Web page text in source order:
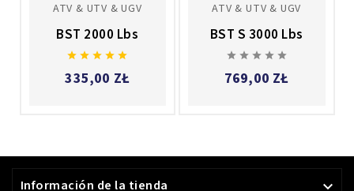
ATV & UTV & UGV
BST 2000 Lbs
    
335,00 ZŁ
ATV & UTV & UGV
BST S 3000 Lbs
    
769,00 ZŁ
Información de la tienda 